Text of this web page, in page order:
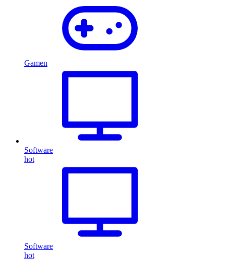
Gamen
Software
hot
Software
hot